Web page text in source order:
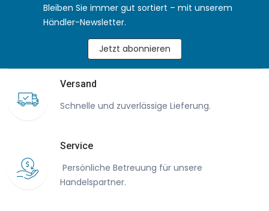
Bleiben Sie immer gut sortiert – mit unserem
Händler-Newsletter.
Jetzt abonnieren
Versand
Schnelle und zuverlässige Lieferung.
Service
Persönliche Betreuung für unsere
Handelspartner.